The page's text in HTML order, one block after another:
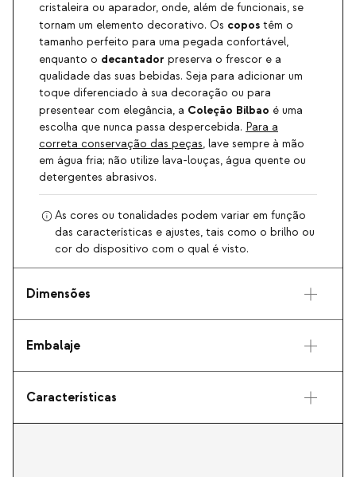
cristaleira ou aparador, onde, além de funcionais, se
tornam um elemento decorativo. Os copos têm o
tamanho perfeito para uma pegada confortável,
enquanto o decantador preserva o frescor e a
qualidade das suas bebidas. Seja para adicionar um
toque diferenciado à sua decoração ou para
presentear com elegância, a Coleção Bilbao é uma
escolha que nunca passa despercebida. Para a
correta conservação das peças, lave sempre à mão
em água fria; não utilize lava-louças, água quente ou
detergentes abrasivos.
As cores ou tonalidades podem variar em função
das características e ajustes, tais como o brilho ou
cor do dispositivo com o qual é visto.
Dimensões
Embalaje
Características